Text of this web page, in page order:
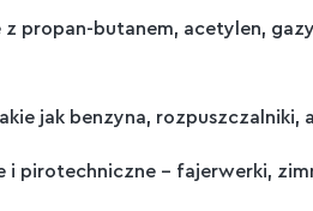
z propan-butanem, acetylen,
jak benzyna, rozpuszczalniki,
i pirotechniczne – fajerwerki,